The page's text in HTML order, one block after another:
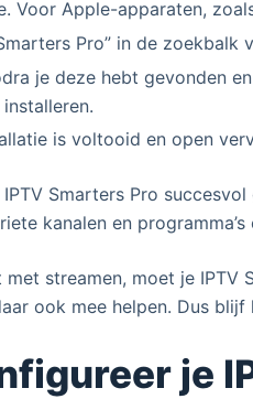
Voor Apple-apparaten,
Pro” in de zoekbalk
je deze hebt gevonden
is voltooid en open
Smarters Pro
kanalen en
streamen, moet je IPTV
ook mee helpen. Dus blijf
je